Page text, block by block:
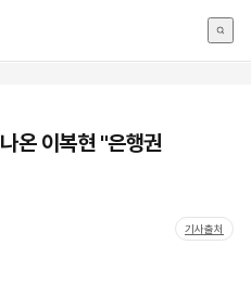
온 이복현 "은행권
기사출처